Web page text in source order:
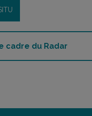
cadre du Radar